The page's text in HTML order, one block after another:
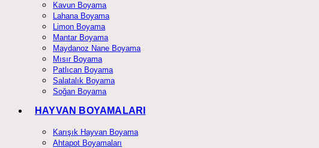
Kavun Boyama
Lahana Boyama
Limon Boyama
Mantar Boyama
Maydanoz Nane Boyama
Mısır Boyama
Patlıcan Boyama
Salatalık Boyama
Soğan Boyama
HAYVAN BOYAMALARI
Karışık Hayvan Boyama
Ahtapot Boyamaları